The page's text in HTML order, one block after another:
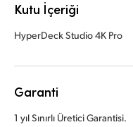
Kutu İçeriği
HyperDeck Studio 4K Pro
Garanti
1 yıl Sınırlı Üretici Garantisi.